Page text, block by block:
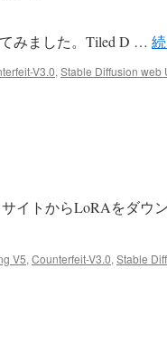
みました。Tiled D …
V3.0, Stable Diffusion web
イトからLoRAをダウ
V5, Counterfeit-V3.0, Stable